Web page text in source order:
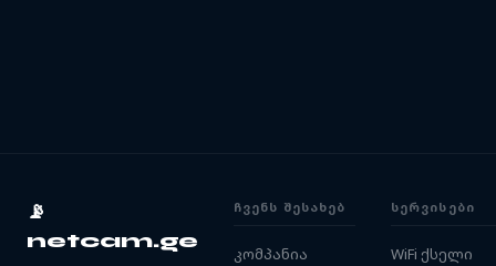
📡
netcam.ge
ᲩᲕᲔᲜᲡ ᲨᲔᲡᲐᲮᲔᲑ
კომპანია
ᲡᲔᲠᲕᲘᲡᲔᲑᲘ
WiFi ქსელი